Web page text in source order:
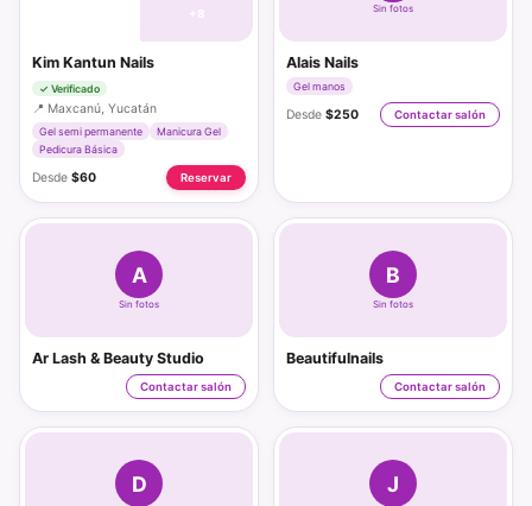
+8
Kim Kantun Nails
✓ Verificado
📍 Maxcanú, Yucatán
Gel semi permanente
Manicura Gel
Pedicura Básica
Desde $60 Reservar
Sin fotos
Alais Nails
Gel manos
Desde $250 Contactar salón
A
Sin fotos
Ar Lash & Beauty Studio
Contactar salón
B
Sin fotos
Beautifulnails
Contactar salón
D J